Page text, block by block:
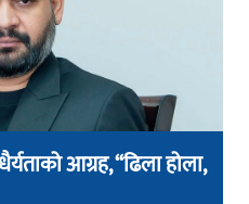
आग्रह, “ढिला होला,